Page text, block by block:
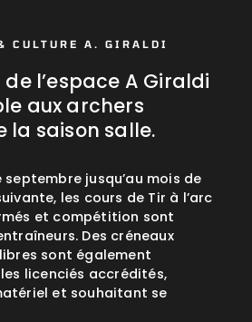
CULTURE A. GIRALDI
l’espace A Giraldi
aux archers
la saison salle.
septembre jusqu’au mois de
les cours de Tir à l’arc
et compétition sont
Des créneaux
sont également
licenciés accrédités,
et souhaitant se